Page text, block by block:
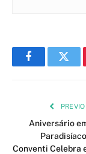
Facebook
Aniversário
Conventi Celebra